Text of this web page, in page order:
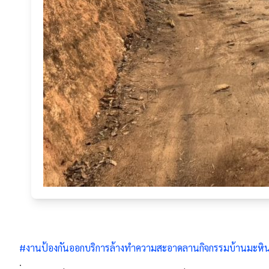
#งานป้องกันออกบริการล้างทำความสะอาดลานกิจกรรมบ้านมะหิ
.